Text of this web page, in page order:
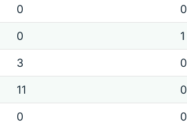
0
0
0
1
3
0
11
0
0
0